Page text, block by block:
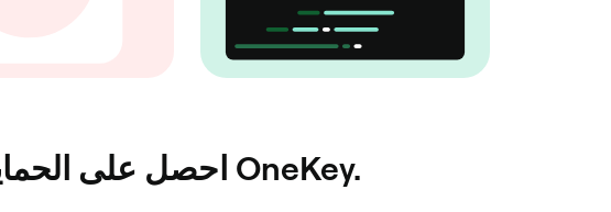
احصل على الحماية من المستوى التالي من خلال الاقتران بمحفظة الأجهزة OneKey.